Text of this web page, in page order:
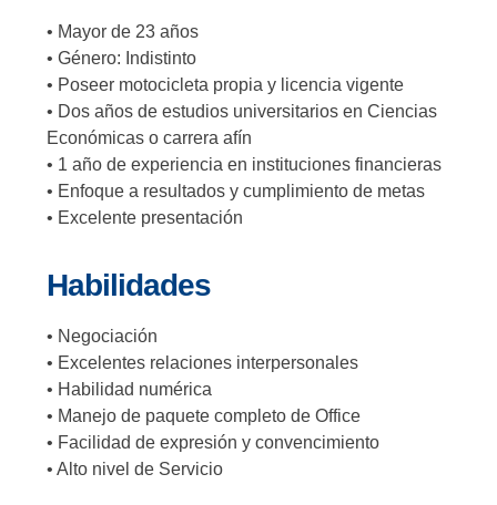
• Mayor de 23 años
• Género: Indistinto
• Poseer motocicleta propia y licencia vigente
• Dos años de estudios universitarios en Ciencias
Económicas o carrera afín
• 1 año de experiencia en instituciones financieras
• Enfoque a resultados y cumplimiento de metas
• Excelente presentación
Habilidades
• Negociación
• Excelentes relaciones interpersonales
• Habilidad numérica
• Manejo de paquete completo de Office
• Facilidad de expresión y convencimiento
• Alto nivel de Servicio